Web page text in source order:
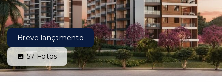
Breve lançamento
57 Fotos